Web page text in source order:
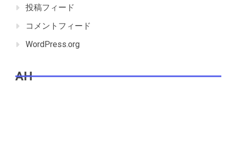
投稿フィード
コメントフィード
WordPress.org
AH